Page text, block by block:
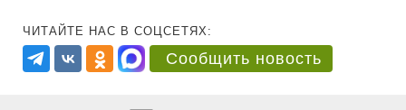
ЧИТАЙТЕ НАС В СОЦСЕТЯХ:
Сообщить новость